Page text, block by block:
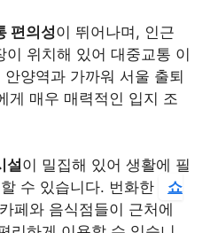
편의성이 뛰어나며, 인근
이 위치해 있어 대중교통 이
양역과 가까워 서울 출퇴
게 매우 매력적인 입지 조
설이 밀집해 있어 생활에 필
수 있습니다. 번화한
쇼
페와 음식점들이 근처에